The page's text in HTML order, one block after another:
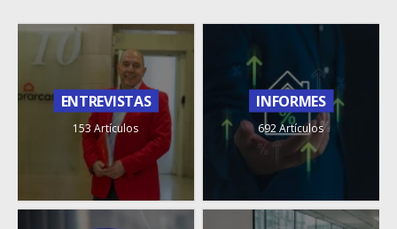
ENTREVISTAS
153 Artículos
INFORMES
692 Artículos